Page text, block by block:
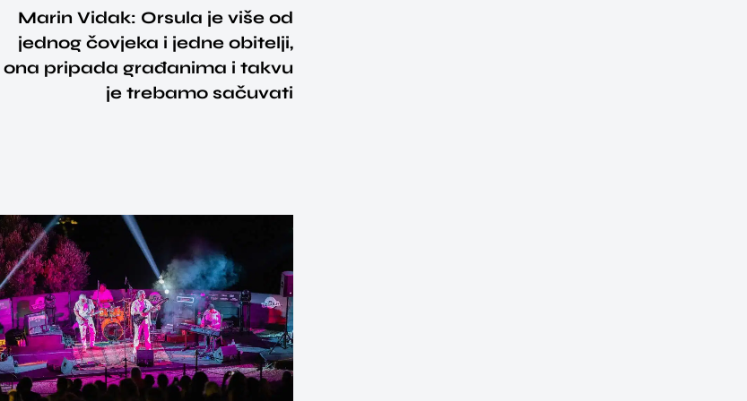
Marin Vidak: Orsula je više od
jednog čovjeka i jedne obitelji,
ona pripada građanima i takvu
je trebamo sačuvati